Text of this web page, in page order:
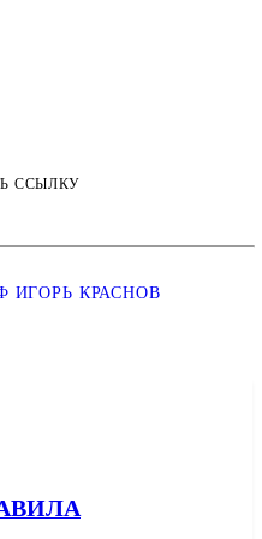
ССЫЛКУ
ИГОРЬ КРАСНОВ